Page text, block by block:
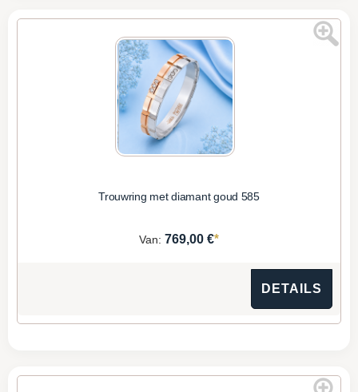
Trouwring met diamant goud 585
Van: 769,00 €*
DETAILS